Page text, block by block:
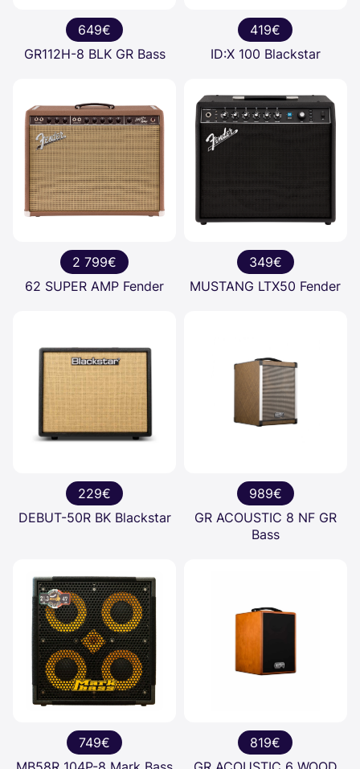
649€
GR112H-8 BLK GR Bass
419€
ID:X 100 Blackstar
2 799€
62 SUPER AMP Fender
349€
MUSTANG LTX50 Fender
229€
DEBUT-50R BK Blackstar
989€
GR ACOUSTIC 8 NF GR
Bass
749€
819€